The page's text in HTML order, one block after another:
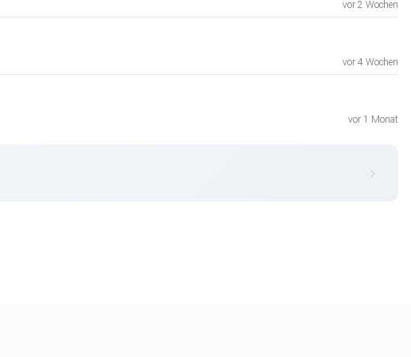
vor 2 Wochen
vor 4 Wochen
vor 1 Monat